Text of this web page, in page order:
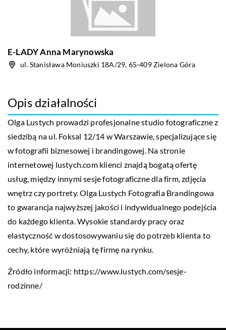
E-LADY Anna Marynowska
ul. Stanisława Moniuszki 18A/29, 65-409 Zielona Góra
Opis działalności
Olga Lustych prowadzi profesjonalne studio fotograficzne z
siedzibą na ul. Foksal 12/14 w Warszawie, specjalizujące się
w fotografii biznesowej i brandingowej. Na stronie
internetowej lustych.com klienci znajdą bogatą ofertę
usług, między innymi sesje fotograficzne dla firm, zdjęcia
wnętrz czy portrety. Olga Lustych Fotografia Brandingowa
to gwarancja najwyższej jakości i indywidualnego podejścia
do każdego klienta. Wysokie standardy pracy oraz
elastyczność w dostosowywaniu się do potrzeb klienta to
cechy, które wyróżniają tę firmę na rynku.
Źródło informacji: https://www.lustych.com/sesje-
rodzinne/